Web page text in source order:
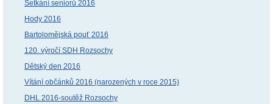
Setkání seniorů 2016
Hody 2016
Bartolomějská pouť 2016
120. výročí SDH Rozsochy
Dětský den 2016
Vítání občánků 2016 (narozených v roce 2015)
DHL 2016-soutěž Rozsochy